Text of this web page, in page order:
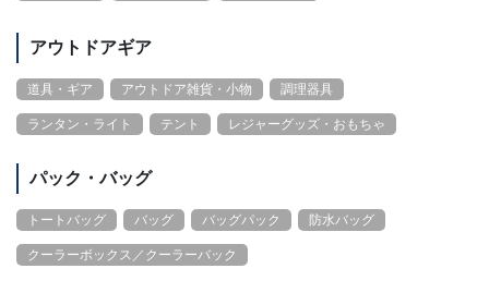
アウトドアギア
道具・ギア アウトドア雑貨・小物 調理器具
ランタン・ライト テント レジャーグッズ・おもちゃ
パック・バッグ
トートバッグ バッグ バッグパック 防水バッグ
クーラーボックス／クーラーバック